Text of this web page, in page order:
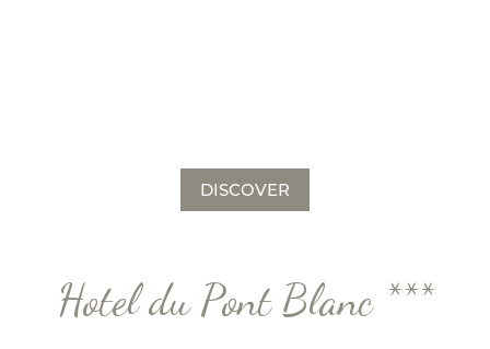
DISCOVER
Hotel du Pont Blanc ***